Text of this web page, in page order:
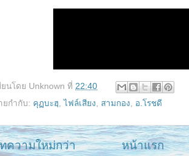
ยนโดย Unknown ที่ 22:40
ยกำกับ: คุฏบะฮฺ ,ไฟล์เสียง สามกอง อ.โรชดี
ความใหม่กว่า หน้าแรก